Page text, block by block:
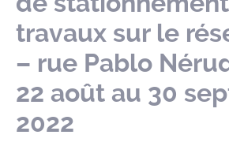
travaux sur le
– rue Pablo
22 août au 30
2022